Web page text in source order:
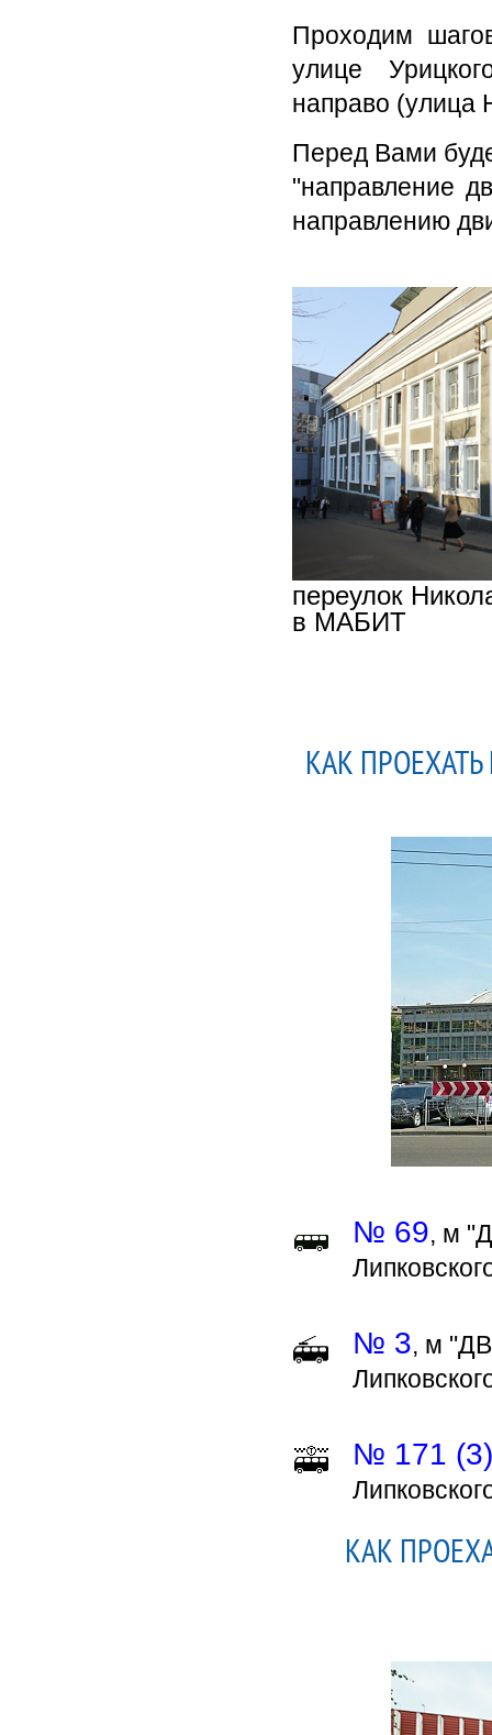
Проходим
улице
направо (улица
Перед Вами
"направление
направлению
переулок
в МАБИТ
КАК
№ 69, м
№ 3, м
№ 171 (3)
КАК